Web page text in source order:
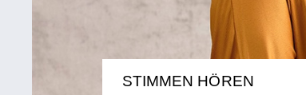
STIMMEN HÖREN